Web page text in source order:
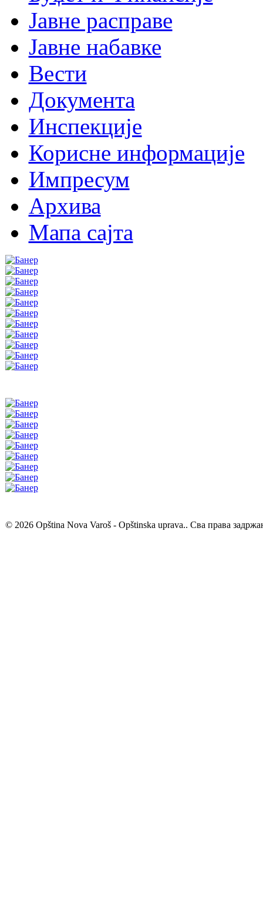
Јавне расправе
Јавне набавке
Вести
Документа
Инспекције
Корисне информације
Импресум
Архива
Мапа сајта
© 2026 Opština Nova Varoš - Opštinska uprava.. Сва права